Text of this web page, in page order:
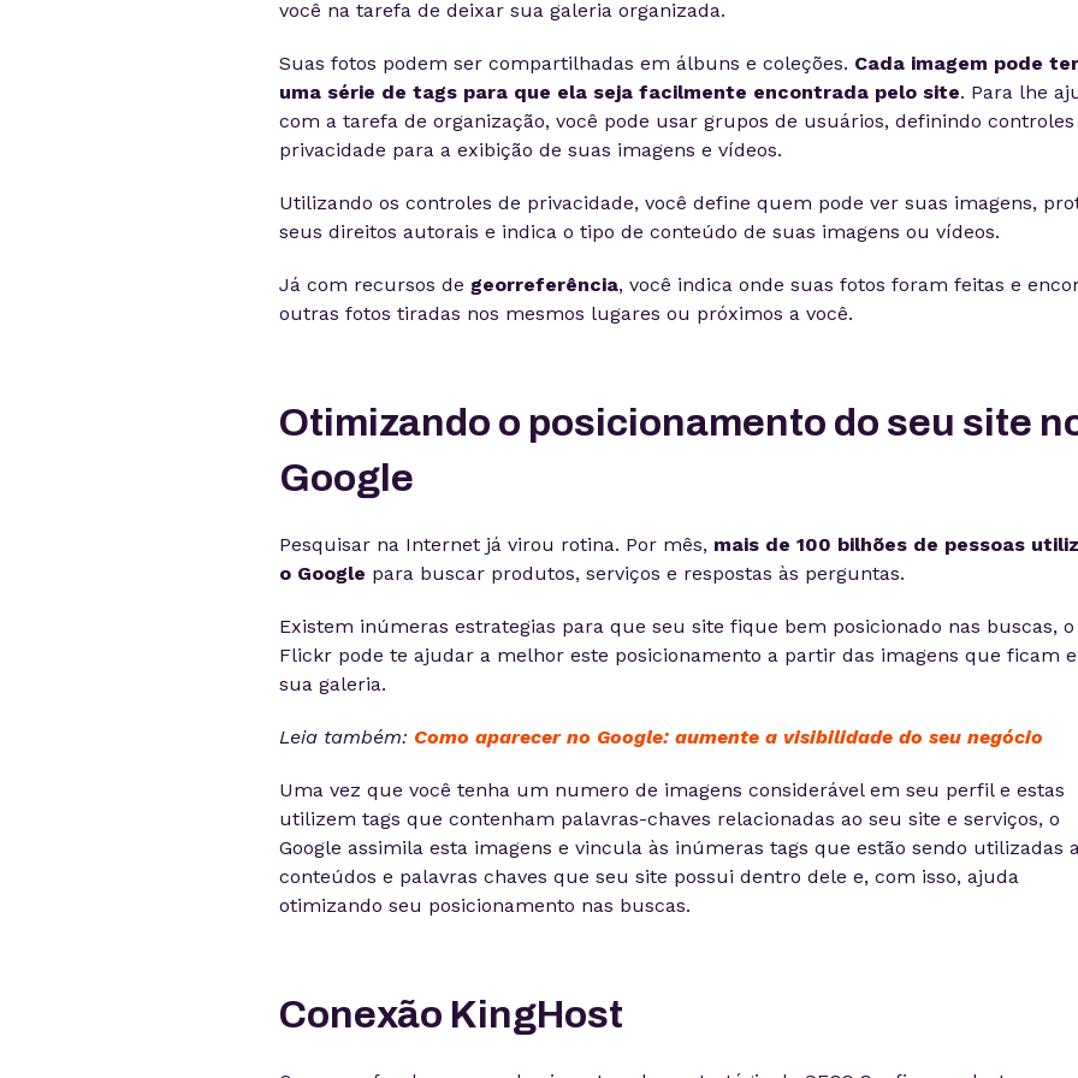
você na tarefa de deixar sua galeria organizada.
Suas fotos podem ser compartilhadas em álbuns e coleções. Cada imagem pode ter
uma série de tags para que ela seja facilmente encontrada pelo site. Para lhe
com a tarefa de organização, você pode usar grupos de usuários, definindo controles
privacidade para a exibição de suas imagens e vídeos.
Utilizando os controles de privacidade, você define quem pode ver suas imagens,
seus direitos autorais e indica o tipo de conteúdo de suas imagens ou vídeos.
Já com recursos de georreferência, você indica onde suas fotos foram feitas e
outras fotos tiradas nos mesmos lugares ou próximos a você.
Otimizando o posicionamento do seu site
Google
Pesquisar na Internet já virou rotina. Por mês, mais de 100 bilhões de pessoas
o Google para buscar produtos, serviços e respostas às perguntas.
Existem inúmeras estrategias para que seu site fique bem posicionado nas buscas, o
Flickr pode te ajudar a melhor este posicionamento a partir das imagens que ficam
sua galeria.
Leia também: Como aparecer no Google: aumente a visibilidade do seu negócio
Uma vez que você tenha um numero de imagens considerável em seu perfil e estas
utilizem tags que contenham palavras-chaves relacionadas ao seu site e serviços, o
Google assimila esta imagens e vincula às inúmeras tags que estão sendo utilizadas
conteúdos e palavras chaves que seu site possui dentro dele e, com isso, ajuda
otimizando seu posicionamento nas buscas.
Conexão KingHost